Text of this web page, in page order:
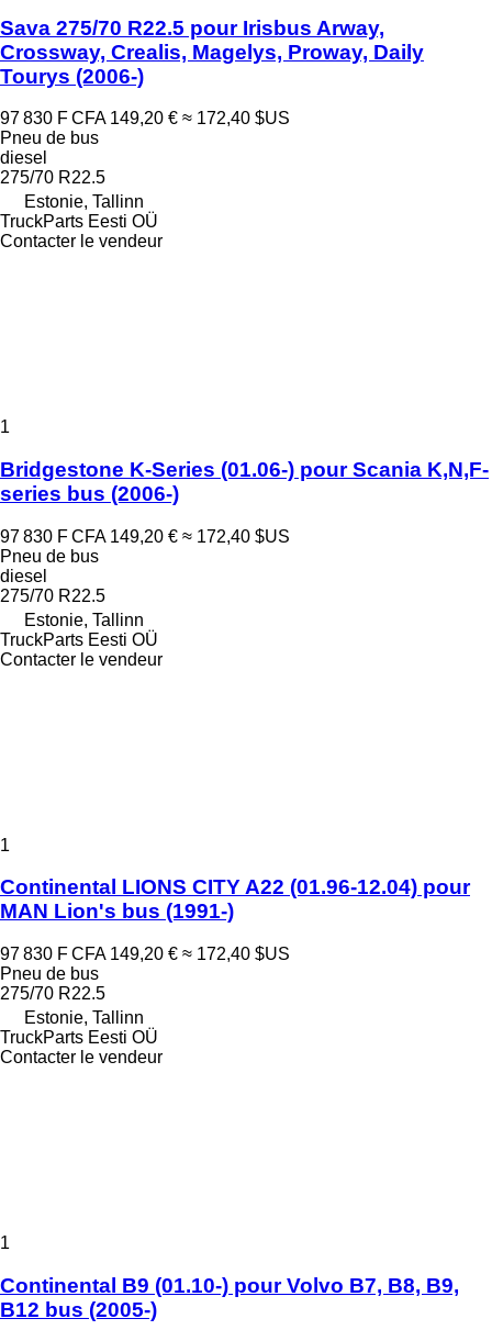
Sava 275/70 R22.5 pour Irisbus Arway,
Crossway, Crealis, Magelys, Proway, Daily
Tourys (2006-)
97 830 F CFA 149,20 € ≈ 172,40 $US
Pneu de bus
diesel
275/70 R22.5
Estonie, Tallinn
TruckParts Eesti OÜ
Contacter le vendeur
1
Bridgestone K-Series (01.06-) pour Scania K,N,F-
series bus (2006-)
97 830 F CFA 149,20 € ≈ 172,40 $US
Pneu de bus
diesel
275/70 R22.5
Estonie, Tallinn
TruckParts Eesti OÜ
Contacter le vendeur
1
Continental LIONS CITY A22 (01.96-12.04) pour
MAN Lion's bus (1991-)
97 830 F CFA 149,20 € ≈ 172,40 $US
Pneu de bus
275/70 R22.5
Estonie, Tallinn
TruckParts Eesti OÜ
Contacter le vendeur
1
Continental B9 (01.10-) pour Volvo B7, B8, B9,
B12 bus (2005-)